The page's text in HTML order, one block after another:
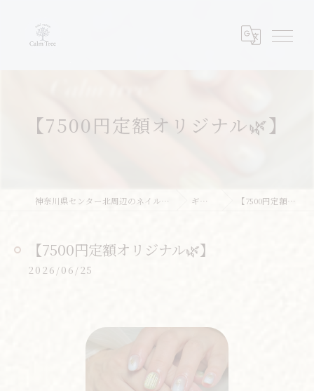
【7500円定額オリジナル🌿】
神奈川県センター北周辺のネイルならネイルサロンcalm tree ギャラリー 【7500円定額オリジナル🌿】
【7500円定額オリジナル🌿】
2026/06/25